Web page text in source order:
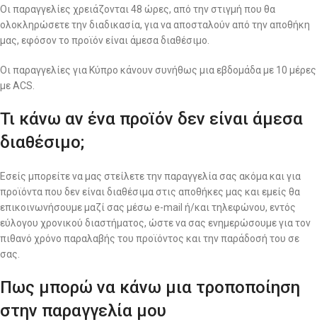
Οι παραγγελίες χρειάζονται 48 ώρες, από την στιγμή που θα
ολοκληρώσετε την διαδικασία, για να αποσταλούν από την αποθήκη
μας, εφόσον το προϊόν είναι άμεσα διαθέσιμο.
Οι παραγγελίες για Κύπρο κάνουν συνήθως μια εβδομάδα με 10 μέρες
με ACS.
Τι κάνω αν ένα προϊόν δεν είναι άμεσα
διαθέσιμο;
Εσείς μπορείτε να μας στείλετε την παραγγελία σας ακόμα και για
προϊόντα που δεν είναι διαθέσιμα στις αποθήκες μας και εμείς θα
επικοινωνήσουμε μαζί σας μέσω e-mail ή/και τηλεφώνου, εντός
εύλογου χρονικού διαστήματος, ώστε να σας ενημερώσουμε για τον
πιθανό χρόνο παραλαβής του προϊόντος και την παράδοσή του σε
σας.
Πως μπορώ να κάνω μια τροποποίηση
στην παραγγελία μου